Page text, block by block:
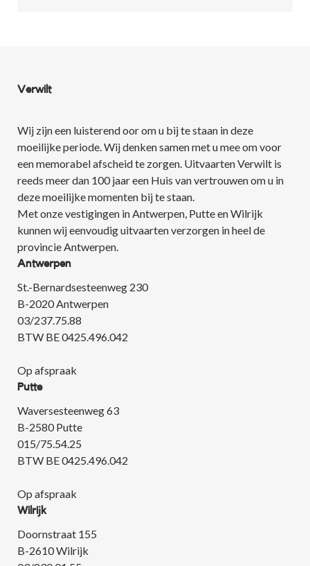
Verwilt
Wij zijn een luisterend oor om u bij te staan in deze
moeilijke periode. Wij denken samen met u mee om voor
een memorabel afscheid te zorgen. Uitvaarten Verwilt is
reeds meer dan 100 jaar een Huis van vertrouwen om u in
deze moeilijke momenten bij te staan.
Met onze vestigingen in Antwerpen, Putte en Wilrijk
kunnen wij eenvoudig uitvaarten verzorgen in heel de
provincie Antwerpen.
Antwerpen
St.-Bernardsesteenweg 230
B-2020 Antwerpen
03/237.75.88
BTW BE 0425.496.042
Op afspraak
Putte
Waversesteenweg 63
B-2580 Putte
015/75.54.25
BTW BE 0425.496.042
Op afspraak
Wilrijk
Doornstraat 155
B-2610 Wilrijk